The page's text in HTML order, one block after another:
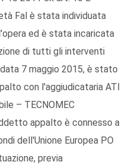
Fal è stata individuata
ed è stata incaricata
di tutti gli interventi
7 maggio 2015, è stato
con l'aggiudicataria ATI
– TECNOMEC
appalto è connesso a
dell'Unione Europea PO
previa